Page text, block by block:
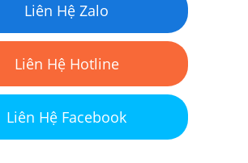
Liên Hệ Zalo
Liên Hệ Hotline
Liên Hệ Facebook